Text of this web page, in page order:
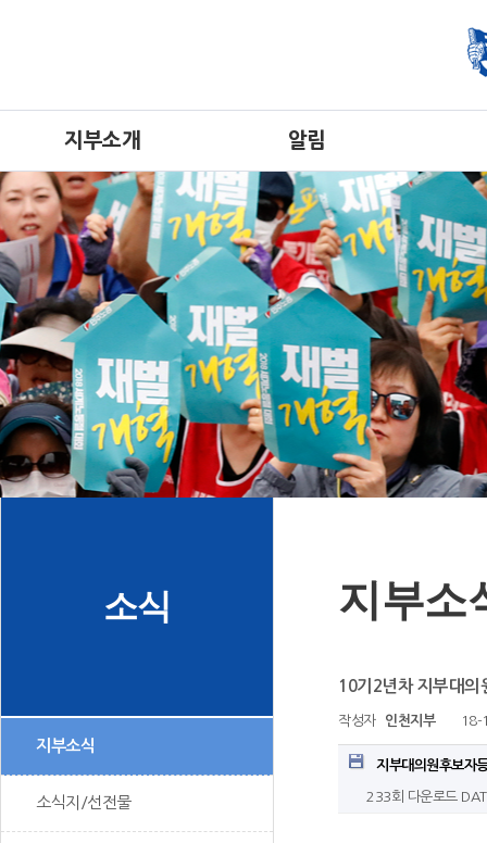
지부소개 알림
소식
지부소식
소식지/선전물
지부소
10기2년차 지부대의
작성자 인천지부 18-
지부대의원후보자
233회 다운로드